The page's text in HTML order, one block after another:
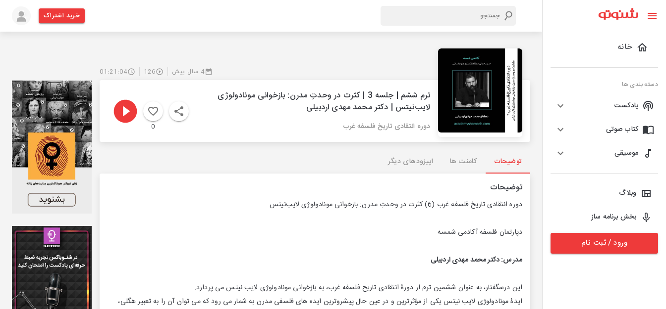
خانه
دسته بندی ها
پادکست
کتاب صوتی
موسیقی
وبلاگ
بخش برنامه ساز
ورود / ثبت نام
خرید اشتراک
4 سال پیش 126
01:21:04
ترم ششم | جلسه 3 | کثرت در وحدتِ مدرن: بازخوانی مونادولوژی
لایب‌‌نیتس | دکتر محمد مهدی اردبیلی
دوره انتقادی تاریخ فلسفه غرب 0
توضیحات کامنت ها اپیزودهای دیگر
توضیحات
دوره انتقادی تاريخ فلسفه غرب (6) کثرت در وحدتِ مدرن: بازخوانی مونادولوژی لایب‌‌نیتس
دپارتمان فلسفه آکادمی شمسه
مدرس: دکتر محمد مهدی اردبیلی
این درسگفتار، به عنوان ششمین ترم از دورۀ انتقادی تاریخ فلسفه غرب، به بازخوانی مونادولوژی لایب نیتس می پردازد.
ایدۀ مونادولوژی لایب نیتس یکی از مؤثرترین و در عین حال پیشروترین ایده های فلسفی مدرن به شمار می رود که می توان آن را به تعبیر هگلی،